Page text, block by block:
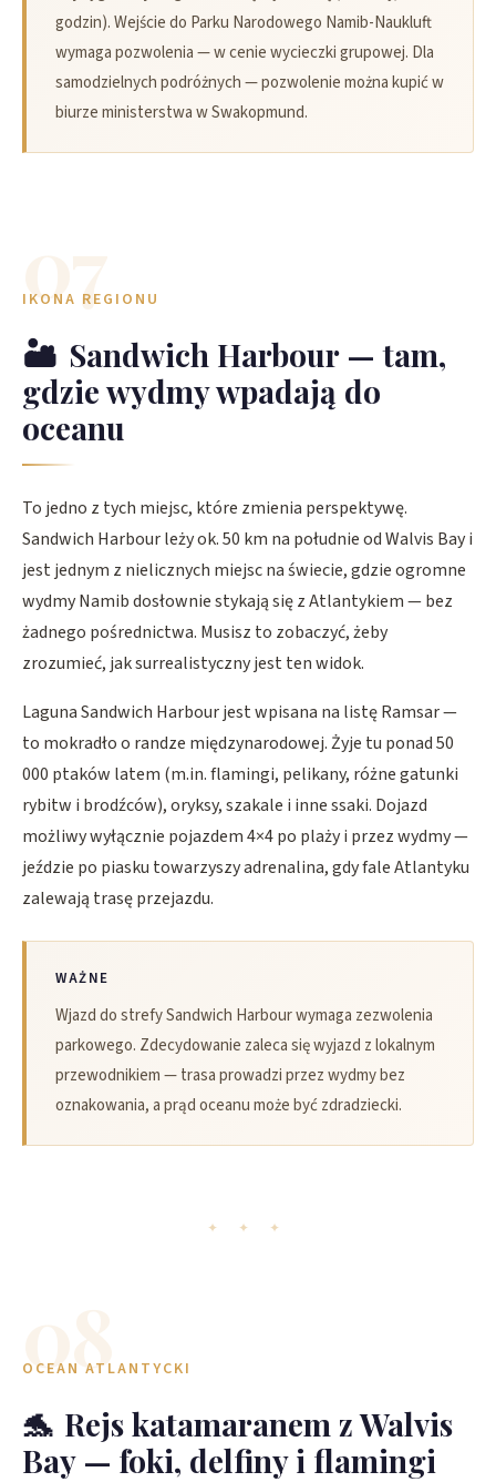
godzin). Wejście do Parku Narodowego Namib-Naukluft
wymaga pozwolenia — w cenie wycieczki grupowej. Dla
samodzielnych podróżnych — pozwolenie można kupić w
biurze ministerstwa w Swakopmund.
07
IKONA REGIONU
🏜️ Sandwich Harbour — tam,
gdzie wydmy wpadają do
oceanu
To jedno z tych miejsc, które zmienia perspektywę.
Sandwich Harbour leży ok. 50 km na południe od Walvis Bay i
jest jednym z nielicznych miejsc na świecie, gdzie ogromne
wydmy Namib dosłownie stykają się z Atlantykiem — bez
żadnego pośrednictwa. Musisz to zobaczyć, żeby
zrozumieć, jak surrealistyczny jest ten widok.
Laguna Sandwich Harbour jest wpisana na listę Ramsar —
to mokradło o randze międzynarodowej. Żyje tu ponad 50
000 ptaków latem (m.in. flamingi, pelikany, różne gatunki
rybitw i brodźców), oryksy, szakale i inne ssaki. Dojazd
możliwy wyłącznie pojazdem 4×4 po plaży i przez wydmy —
jeździe po piasku towarzyszy adrenalina, gdy fale Atlantyku
zalewają trasę przejazdu.
WAŻNE
Wjazd do strefy Sandwich Harbour wymaga zezwolenia
parkowego. Zdecydowanie zaleca się wyjazd z lokalnym
przewodnikiem — trasa prowadzi przez wydmy bez
oznakowania, a prąd oceanu może być zdradziecki.
✦ ✦ ✦
08
OCEAN ATLANTYCKI
🐬 Rejs katamaranem z Walvis
Bay — foki, delfiny i flamingi